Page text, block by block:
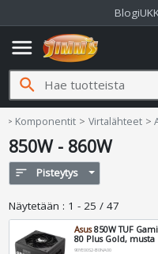
Blogi
menu
search
Jimms.fi
Komponentit Virtalähteet
850W - 860W
sort Pisteytys
Näytetään : 1 - 25 / 47
Asus850W TUF
80 Plus Gold, musta
90YE00S2-B0NA00